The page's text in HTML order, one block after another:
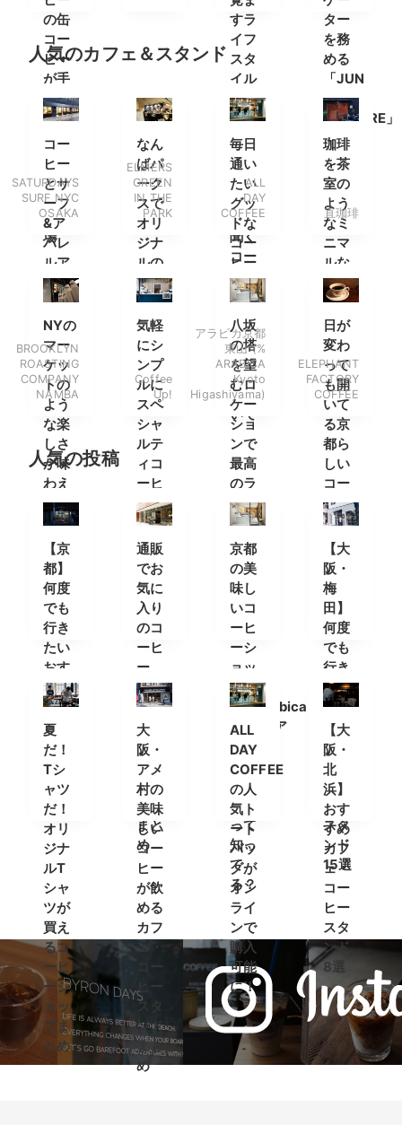
の缶
コー
ヒー
が手
軽に
購入
でき
る自
動販
売機
が登
場
すラ
イフ
スタ
イル
セレ
クト
ショ
ップ”
FINNA
の店
長に
聞く
コー
ヒー
の楽
しみ
方と
ショ
ップ
につ
いて
ター
を務
める
「JUN
THE
CULTURE」
の特
別番
組が
放送
決定
人気のカフェ＆スタンド
コー
ヒー
とサ
ーフ
&ア
パレ
ルア
イテ
ムを
楽し
みに
南船
場へ
SATURDAYS
SURF NYC
OSAKA
なん
ばパ
ーク
スで
オリ
ジナ
ルの
パン
とコ
ーヒ
ーを
ELMERS
GREEN
IN THE
PARK
毎日
通い
たい
グッ
ドな
コー
ヒー
スタ
ンド
ALL
DAY
COFFEE
珈琲
を茶
室の
よう
なミ
ニマ
ルな
空間
直珈琲
NYの
マー
ケッ
トの
よう
な楽
しさ
が味
わえ
るカ
フェ
BROOKLYN
ROASTING
COMPANY
NAMBA
気軽
にシ
ンプ
ルに
スペ
シャ
ルテ
ィコ
ーヒ
ーを
Coffee
Up!
八坂
の塔
を望
むロ
ケー
ショ
ンで
最高
のラ
テを
アラビカ京都
東山 (%
ARABICA
Kyoto
Higashiyama)
日が
変わ
って
も開
いて
る京
都ら
しい
コー
ヒー
ショ
ップ
ELEPHANT
FACTORY
COFFEE
人気の投稿
【京
都】
何度
でも
行き
たい
おす
すめ
カフ
ェ＆
コー
ヒー
スタ
ンド
通販
でお
気に
入り
のコ
ーヒ
ー
を。
人気
のオ
ンラ
イン
ショ
ップ
まと
め
京都
の美
味し
いコ
ーヒ
ーシ
ョッ
プ
「%Arabica
Kyoto(ア
ラビ
カキ
ョウ
ト)」
って
知っ
て
る？
【大
阪・
梅
田】
何度
でも
行き
たい
おす
すめ
カフ
ェ＆
コー
ヒー
スタ
ンド
15選
夏
だ！
Tシ
ャツ
だ！
オリ
ジナ
ルT
シャ
ツが
買え
るコ
ーヒ
ーシ
ョッ
プま
とめ
大
阪・
アメ
村の
美味
しい
コー
ヒー
が飲
める
カフ
ェ・
コー
ヒー
スタ
ンド
まと
め
ALL
DAY
COFFEE
の人
気ト
ート
バッ
グが
オン
ライ
ンで
購入
可能
に！
【大
阪・
北
浜】
おす
すめ
カフ
ェ・
コー
ヒー
スタ
ンド
8選